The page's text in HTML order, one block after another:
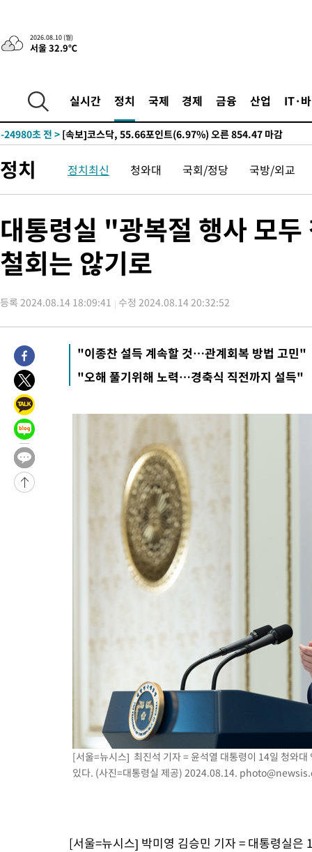
2026.08.10 (월)
서울 32.9℃
실시간 정치 국제 경제 금융 산업 IT·
-30741초 전 >누그러진 극한 폭염…'낮 최고 34도' 무더위는 이어져[내일날
-27332초 전 >제주 골프장서 멧돼지 출현 결국 사살…'이용객 대피'
-24994초 전 >
[속보]코스피, 40.89포인트(0.65%) 오른 6299.66 마감
-24980초 전 >
-21687초 전 > 대포통장 107개로 불법도박 수익 5062억 세탁…19명 검거
으로 임시 배치해 산단 조기 착공"
-17314초 전 >
포항스틸야드 관중석 천장 석재 낙하…K리그 전구장 긴급 점검
-5962초 전 >[속보]'전장연 시위' 1호선 용산역 상행선 무정차 통과 종료
-1726초 전 >[속보]원·달러 환율, 오전 9시 1410.3원
-1464초 전 >[속보]코스닥, 8.85포인트(1.11%) 오른 807.66 개장
-1460초 전 >[속보]코스피, 47.56포인트(0.76%) 오른 6306.33 개장
29분 전 > '낮 최고 34도' 전국 더위 지속…강원·경상권 오전 비
52분 전 >파키스탄 보안군, 대 테러작전으로 남서부의 무장세력 소탕전..15
1시간 전 >
인천 앞바다 연락두절 모터보트 승선원 3명 전원 구조
1시간 전 >
이집트, 가자 협상 당사자들에게 약속이행과 방해금지 촉구
2시간 전 >
트럼프, 이란 추가 요구에 "저강도 대응…이건 체스게임"
-31517초 전 >
-30761초 전 >
누그러진 극한 폭염…'낮 최고 34도' 무더위는 이어져[내일날
-27352초 전 >
제주 골프장서 멧돼지 출현 결국 사살…'이용객 대피'
-25170초 전 >
[속보]원·달러 환율, 2.3원 오른 1418.4원 마감
-25014초 전 >
[속보]코스피, 40.89포인트(0.65%) 오른 6299.66 마감
[속보]코스닥, 55.66포인트(6.97%) 오른 854.47 마감
대포통장 107개로 불법도박 수익 5062억 세탁…19명 검거
[속보]이 대통령 "2028년 중순까지 광주 군공항 기능 다른 군
으로 임시 배치해 산단 조기 착공"
포항스틸야드 관중석 천장 석재 낙하…K리그 전구장 긴급 점검
[속보]'전장연 시위' 1호선 용산역 상행선 무정차 통과 종료
[속보]코스닥, 8.85포인트(1.11%) 오른 807.66 개장
[속보]코스피, 47.56포인트(0.76%) 오른 6306.33 개장
[속보]지하철 1호선 상행선 용산역 무정차 통과…"집회·시위"
'낮 최고 34도' 전국 더위 지속…강원·경상권 오전 비
파키스탄 보안군, 대 테러작전으로 남서부의 무장세력 소탕전..15
인천 앞바다 연락두절 모터보트 승선원 3명 전원 구조
이집트, 가자 협상 당사자들에게 약속이행과 방해금지 촉구
트럼프, 이란 추가 요구에 "저강도 대응…이건 체스게임"
정치 정치최신 청와대 국회/정당 국방/외교
대통령실 "광복절 행사 모
철회는 않기로
등록 2024.08.14 18:09:41 수정 2024.08.14 20:32:52
"이종찬 설득 계속할 것…관계회복 방법 고민"
"오해 풀기위해 노력…경축식 직전까지 설득"
[서울=뉴시스] 최진석 기자 = 윤석열 대통령이 14일 청와
있다. (사진=대통령실 제공) 2024.08.14.
[서울=뉴시스] 박미영 김승민 기자 = 대통령실은